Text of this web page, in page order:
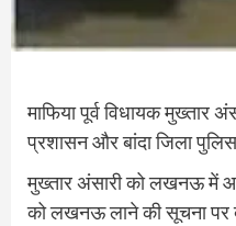
माफिया पूर्व विधायक
प्रशासन और बांदा जिला
मुख्तार अंसारी को लखनऊ में
को लखनऊ लाने की सूचना पर